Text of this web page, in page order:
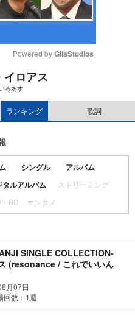
t
Powered by GliaStudios
イロアス
ろあす
ランキング 歌詞
シングル アルバム
タルアルバム
ストリーミング
BD
エンタメ
SINGLE COLLECTION-
(resonance / これでいいん
月07日
数：1週